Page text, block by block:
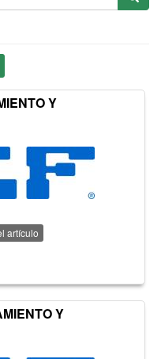
Y
artículo
Y